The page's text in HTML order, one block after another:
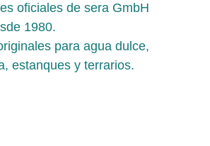
oficiales de sera GmbH
1980.
para agua dulce,
estanques y terrarios.